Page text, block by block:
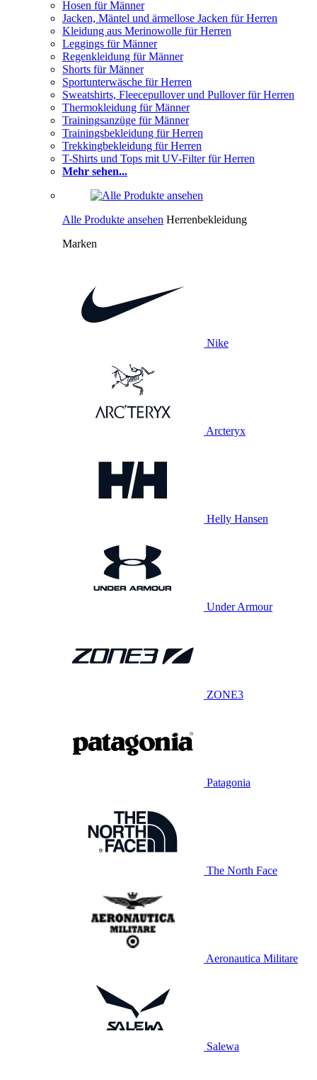
Hosen für Männer
Jacken, Mäntel und ärmellose Jacken für Herren
Kleidung aus Merinowolle für Herren
Leggings für Männer
Regenkleidung für Männer
Shorts für Männer
Sportunterwäsche für Herren
Sweatshirts, Fleecepullover und Pullover für Herren
Thermokleidung für Männer
Trainingsanzüge für Männer
Trainingsbekleidung für Herren
Trekkingbekleidung für Herren
T-Shirts und Tops mit UV-Filter für Herren
Mehr sehen...
Alle Produkte ansehen Herrenbekleidung
Marken
Nike
Arcteryx
Helly Hansen
Under Armour
ZONE3
Patagonia
The North Face
Aeronautica Militare
Salewa